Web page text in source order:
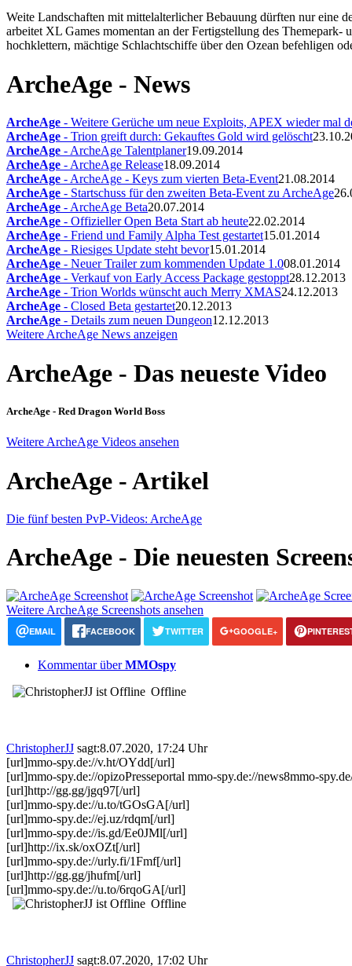
Weite Landschaften mit mittelalterlicher Bebauung dürften nur eine
arbeitet XL Games momentan an der Fertigstellung des
hochklettern, mächtige Schlachtschiffe über den Ozean befehligen
ArcheAge - News
ArcheAge - Weitere Gerüche um neue Exploits, APEX wieder mal
ArcheAge - Trion greift durch: Gekauftes Gold wird gelöscht
ArcheAge - ArcheAge Talentplaner19.09.2014
ArcheAge - ArcheAge Release18.09.2014
ArcheAge - ArcheAge - Keys zum vierten Beta-Event21.08.2014
ArcheAge - Startschuss für den zweiten Beta-Event zu ArcheAge
ArcheAge - ArcheAge Beta20.07.2014
ArcheAge - Offizieller Open Beta Start ab heute22.02.2014
ArcheAge - Friend und Family Alpha Test gestartet15.01.2014
ArcheAge - Riesiges Update steht bevor15.01.2014
ArcheAge - Neuer Trailer zum kommenden Update 1.008.01.2014
ArcheAge - Verkauf von Early Access Package gestoppt28.12.2013
ArcheAge - Trion Worlds wünscht auch Merry XMAS24.12.2013
ArcheAge - Closed Beta gestartet20.12.2013
ArcheAge - Details zum neuen Dungeon12.12.2013
Weitere ArcheAge News anzeigen
ArcheAge - Das neueste Video
ArcheAge - Red Dragon World Boss
Weitere ArcheAge Videos ansehen
ArcheAge - Artikel
Die fünf besten PvP-Videos: ArcheAge
ArcheAge - Die neuesten
Weitere ArcheAge Screenshots ansehen
EMAIL FACEBOOK TWITTER GOOGLE+
Kommentar überMMOspy
Offline
ChristopherJJ sagt:8.07.2020, 17:24 Uhr
[url]mmo-spy.de://v.ht/OYdd[/url]
[url]mmo-spy.de://opizoPresseportal mmo-spy.de://news8mmo-
[url]http://gg.gg/jgq97[/url]
[url]mmo-spy.de://u.to/tGOsGA[/url]
[url]mmo-spy.de://ej.uz/rdqm[/url]
[url]mmo-spy.de://is.gd/Ee0JMl[/url]
[url]http://ix.sk/oxOZt[/url]
[url]mmo-spy.de://urly.fi/1Fmf[/url]
[url]http://gg.gg/jhufm[/url]
[url]mmo-spy.de://u.to/6rqoGA[/url]
Offline
ChristopherJJ sagt:8.07.2020, 17:02 Uhr